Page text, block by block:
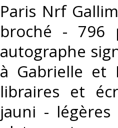
‎Paris Nrf
broché - 796
autographe
à Gabrielle et
libraires et
jauni - légères